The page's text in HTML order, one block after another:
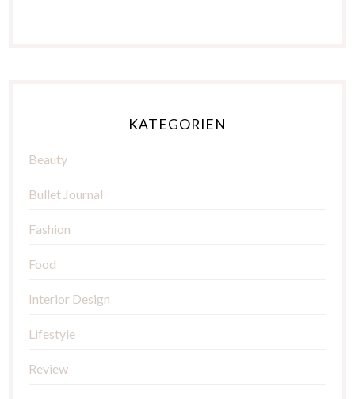
KATEGORIEN
Beauty
Bullet Journal
Fashion
Food
Interior Design
Lifestyle
Review